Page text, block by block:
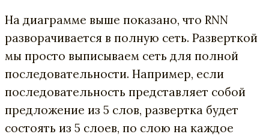
На диаграмме выше показано, что RNN
разворачивается в полную сеть. Разверткой
мы просто выписываем сеть для полной
последовательности. Например, если
последовательность представляет собой
предложение из 5 слов, развертка будет
состоять из 5 слоев, по слою на каждое